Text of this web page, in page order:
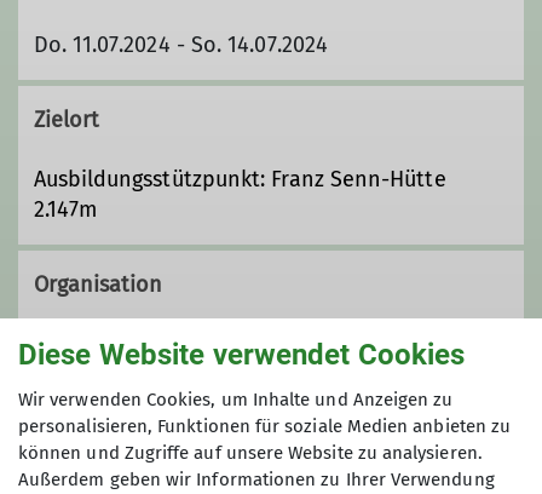
Do. 11.07.2024 - So. 14.07.2024
Zielort
Ausbildungsstützpunkt: Franz Senn-Hütte
2.147m
Organisation
0151 26474823
Diese Website verwendet Cookies
Wir verwenden Cookies, um Inhalte und Anzeigen zu
personalisieren, Funktionen für soziale Medien anbieten zu
können und Zugriffe auf unsere Website zu analysieren.
Außerdem geben wir Informationen zu Ihrer Verwendung